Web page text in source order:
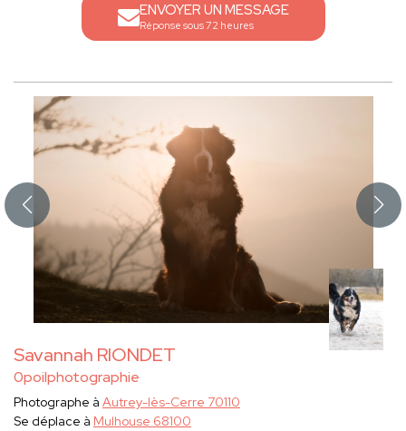
ENVOYER UN MESSAGE
Réponse sous 72 heures
Savannah RIONDET
0poilphotographie
Photographe à Autrey-lès-Cerre 70110
Se déplace à Mulhouse 68100